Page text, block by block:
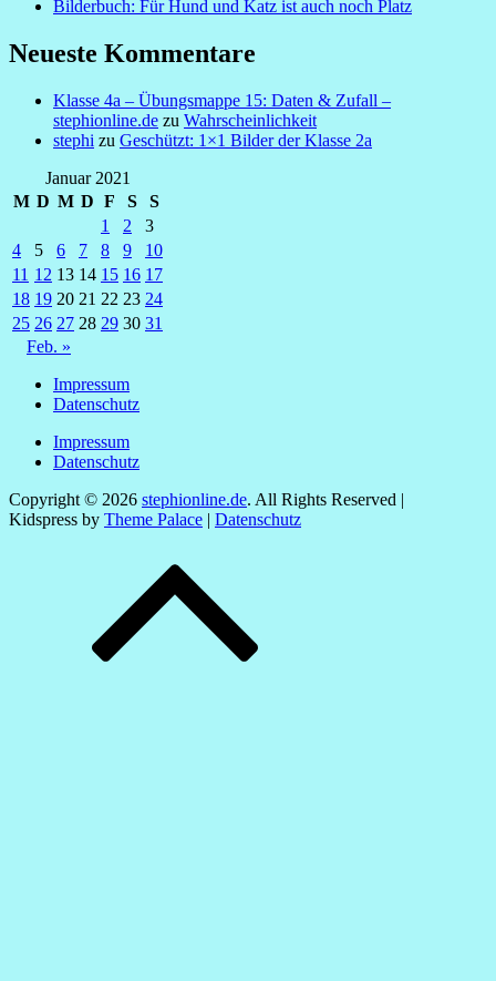
Bilderbuch: Für Hund und Katz ist auch noch Platz
Neueste Kommentare
Klasse 4a – Übungsmappe 15: Daten & Zufall –
stephionline.de zu Wahrscheinlichkeit
stephi zu Geschützt: 1×1 Bilder der Klasse 2a
Januar 2021
M D M D F S
S
1
2
3
4
5 6 7 8 9
10
11 12 13 14 15 16 17
18 19 20 21 22 23 24
25 26 27 28 29 30 31
Feb. »
Impressum
Datenschutz
Impressum
Datenschutz
Copyright © 2026 stephionline.de. All Rights Reserved |
Kidspress by Theme Palace | Datenschutz